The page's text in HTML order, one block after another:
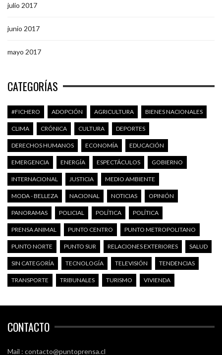
julio 2017
junio 2017
mayo 2017
CATEGORÍAS
#FICHERO ADOPCIÓN AGRICULTURA BIENES NACIONALES
CLIMA CRÓNICA CULTURA DEPORTES
DERECHOS HUMANOS ECONOMÍA EDUCACIÓN
EMERGENCIA ENERGÍA ESPECTÁCULOS GOBIERNO
INTERNACIONAL JUSTICIA MEDIO AMBIENTE
MODA - BELLEZA NACIONAL NOTICIAS OPINIÓN
PANORAMAS POLICIAL POLÍTICA POLÍTICA
PRENSA ANIMAL PUNTO CENTRO PUNTO METROPOLITANO
PUNTO NORTE PUNTO SUR RELACIONES EXTERIORES SALUD
SIN CATEGORÍA TECNOLOGÍA TELEVISIÓN TENDENCIAS
TRANSPORTE TRIBUNALES TURISMO VIVIENDA
CONTACTO
Mail : contacto@puntoprensa.cl